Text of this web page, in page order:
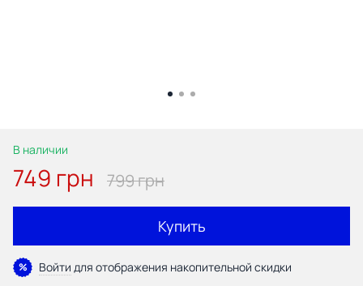
В наличии
749 грн 799 грн
Купить
% Войти для отображения накопительной скидки